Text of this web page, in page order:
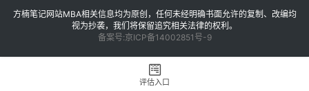
询
方楠笔记网站MBA相关信息均为原创，任何未经明确书面允许的复制、改编均
视为抄袭，我们将保留追究相关法律的权利。
备案号:京ICP备14002851号-9
评估入口